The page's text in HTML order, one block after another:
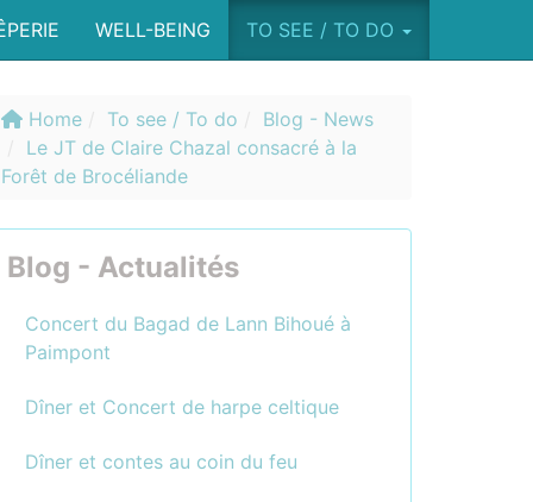
WELL-BEING TO SEE / TO DO
Home To see / To do
Blog - News
Le JT de Claire Chazal consacré à la
Forêt de Brocéliande
Blog - Actualités
Concert du Bagad de Lann Bihoué à
Paimpont
Dîner et Concert de harpe celtique
Dîner et contes au coin du feu